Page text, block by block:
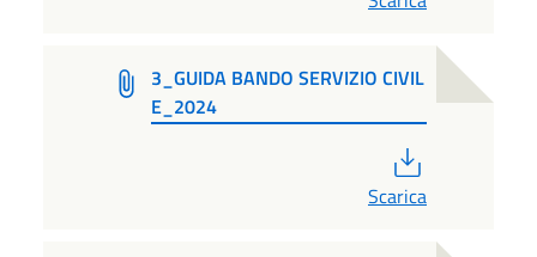
3_GUIDA BANDO SERVIZIO CIVIL
E_2024
Scarica